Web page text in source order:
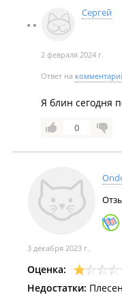
Сергей
2 февраля 2024 г.
Ответ на
Я блин сегодня
0
3 декабря 2023 г.
Оценка:
Недостатки: